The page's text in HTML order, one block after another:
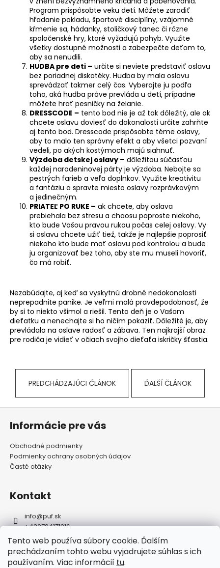
Tento web používa súbory cookie. Ďalším
prechádzaním tohto webu vyjadrujete súhlas s ich
používaním. Viac informácií tu.
Program prispôsobte veku detí. Môžete zaradiť
hľadanie pokladu, športové disciplíny, vzájomné
kŕmenie sa, hádanky, stoličkový tanec či rôzne
spoločenské hry, ktoré vyžadujú pohyb. Využite
všetky dostupné možnosti a zabezpečte deťom to,
aby sa nenudili.
HUDBA pre deti – určite si neviete predstaviť oslavu
bez poriadnej diskotéky. Hudba by mala oslavu
sprevádzať takmer celý čas. Vyberajte ju podľa
toho, aká hudba práve prevláda u detí, prípadne
môžete hrať pesničky na želanie.
DRESSCODE – tento bod nie je až tak dôležitý, ale ak
chcete oslavu doviesť do dokonalosti určite zahrňte
aj tento bod. Dresscode prispôsobte téme oslavy,
aby to malo ten správny efekt a aby všetci pozvaní
vedeli, po akých kostýmoch majú siahnuť.
Výzdoba detskej oslavy – dôležitou súčasťou
každej narodeninovej párty je výzdoba. Nebojte sa
pestrých farieb a veľa doplnkov. Využite kreativitu
a fantáziu a spravte miesto oslavy rozprávkovým
a jedinečným.
PRIATEĽ PO RUKE – ak chcete, aby oslava
prebiehala bez stresu a chaosu poproste niekoho,
kto bude Vašou pravou rukou počas celej oslavy. Vy
si oslavu chcete užiť tiež, takže je najlepšie poprosiť
niekoho kto bude mať oslavu pod kontrolou a bude
ju organizovať bez toho, aby ste mu museli hovoriť,
čo má robiť.
Nezabúdajte, aj keď sa vyskytnú drobné nedokonalosti
neprepadnite panike. Je veľmi malá pravdepodobnosť, že
by si to niekto všimol a riešil. Tento deň je o Vašom
dieťatku a nenechajte si ho ničím pokaziť. Dôležité je, aby
prevládala na oslave radosť a zábava. Ten najkrajší obraz
pre rodiča je vidieť v očiach svojho dieťaťa iskričky šťastia.
PREDCHÁDZAJÚCI ČLÁNOK ĎALŠÍ ČLÁNOK
Z
Informácie pre vás
Obchodné podmienky
Podmienky ochrany osobných údajov
Časté otázky
Kontakt
info@puf.sk
+420704171916
https://www.facebook.com/puf.sk
puf.sk